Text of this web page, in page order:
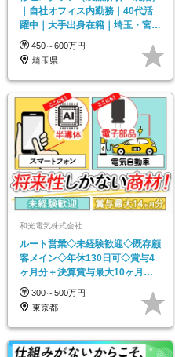
｜自社オフィス内勤務｜40代活
躍中｜大手出身在籍｜埼玉・宮原
勤務
450～600万円
埼玉県
和光電気株式会社
ルート営業◇未経験歓迎◇既存顧
客メイン◇年休130日可◇賞与4
ヶ月分＋決算賞与最大10ヶ月分
◇残業ほぼなし
300～500万円
東京都